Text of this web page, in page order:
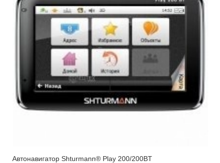
Автонавигатор Shturmann® Play 200/200BT